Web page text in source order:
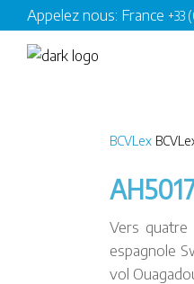
Appelez nous: France +33
BCVLex
Vers quatre
espagnole
vol